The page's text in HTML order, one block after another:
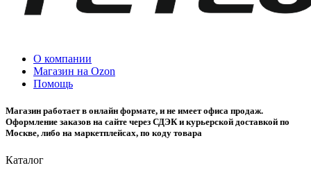
О компании
Магазин на Ozon
Помощь
Магазин работает в онлайн формате, и не имеет офиса продаж.
Оформление заказов на сайте через СДЭК и курьерской доставкой по
Москве, либо на маркетплейсах, по коду товара
Каталог